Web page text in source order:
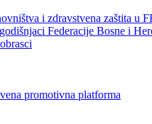
i zdravstvena zaštita u
Federacije Bosne i
promotivna platforma